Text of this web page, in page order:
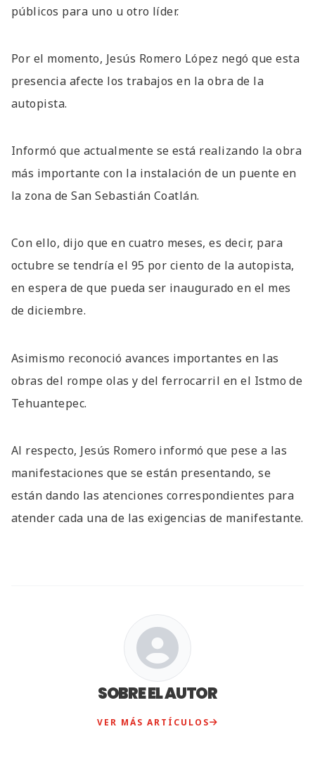
públicos para uno u otro líder.
Por el momento, Jesús Romero López negó que esta
presencia afecte los trabajos en la obra de la
autopista.
Informó que actualmente se está realizando la obra
más importante con la instalación de un puente en
la zona de San Sebastián Coatlán.
Con ello, dijo que en cuatro meses, es decir, para
octubre se tendría el 95 por ciento de la autopista,
en espera de que pueda ser inaugurado en el mes
de diciembre.
Asimismo reconoció avances importantes en las
obras del rompe olas y del ferrocarril en el Istmo de
Tehuantepec.
Al respecto, Jesús Romero informó que pese a las
manifestaciones que se están presentando, se
están dando las atenciones correspondientes para
atender cada una de las exigencias de manifestante.
SOBRE EL AUTOR
VER MÁS ARTÍCULOS